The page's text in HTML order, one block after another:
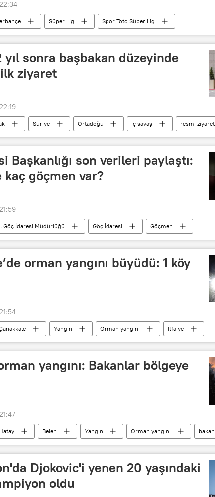
Süper Lig Spor Toto Süper Lig
yıl sonra başbakan düzeyinde
ziyaret
Suriye Ortadoğu iç savaş
resmi ziyaret
Beşar Esad Muhammed Şiya es-Sudani
Başkanlığı son verileri paylaştı:
kaç göçmen var?
İl Göç İdaresi Müdürlüğü Göç İdaresi
Göçmen
Göçmen krizi sayı istatistik İçişleri Bakanlığı
orman yangını büyüdü: 1 köy
Yangın Orman yangını İtfaiye
yangını: Bakanlar bölgeye
Hatay Belen Yangın Orman yangını
bakan
İbrahim Yumaklı
Djokovic'i yenen 20 yaşındaki
oldu